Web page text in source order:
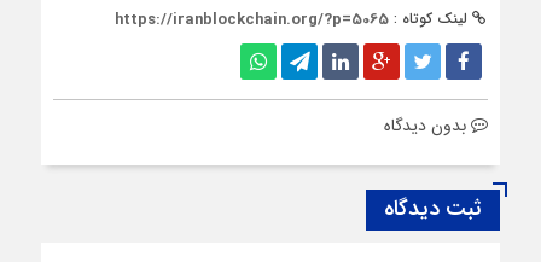
لینک کوتاه : https://iranblockchain.org/?p=5065
بدون دیدگاه
ثبت دیدگاه